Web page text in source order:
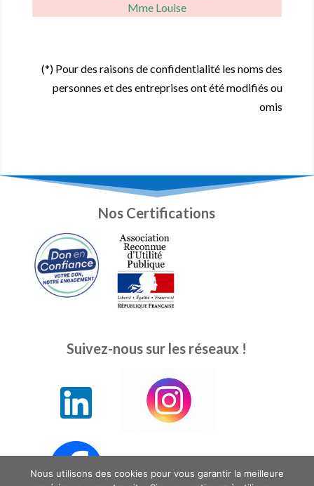
Mme Louise
(*) Pour des raisons de confidentialité les noms des
personnes et des entreprises ont été modifiés ou
omis
Nos Certifications
Suivez-nous sur les réseaux !
Nous utilisons des cookies pour vous garantir la meilleure